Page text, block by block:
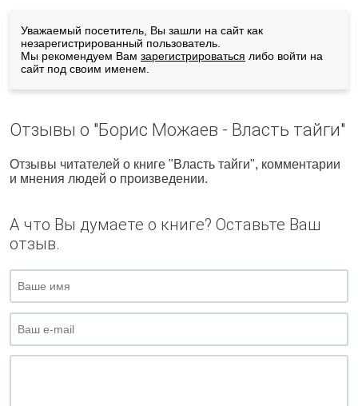
Уважаемый посетитель, Вы зашли на сайт как
незарегистрированный пользователь.
Мы рекомендуем Вам зарегистрироваться либо войти на
сайт под своим именем.
Отзывы о "Борис Можаев - Власть тайги"
Отзывы читателей о книге "Власть тайги", комментарии
и мнения людей о произведении.
А что Вы думаете о книге? Оставьте Ваш
отзыв.